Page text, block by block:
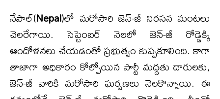
నేపాల్‌(Nepal)లో మరోసారి జెన్-జీ నిరసన మంటలు
చెలరేగాయి. సెప్టెంబర్ నెలలో జెన్-జీ రోడ్డెక్కి
ఆందోళనలు చేయడంతో ప్రభుత్వం కుప్పకూలింది. కాగా
తాజాగా అధికారం కోల్పోయిన పార్టీ మద్దతు దారులకు,
జెన్-జీ వారికి మరోసారి ఘర్షణలు నెలకొన్నాయి. ఈ